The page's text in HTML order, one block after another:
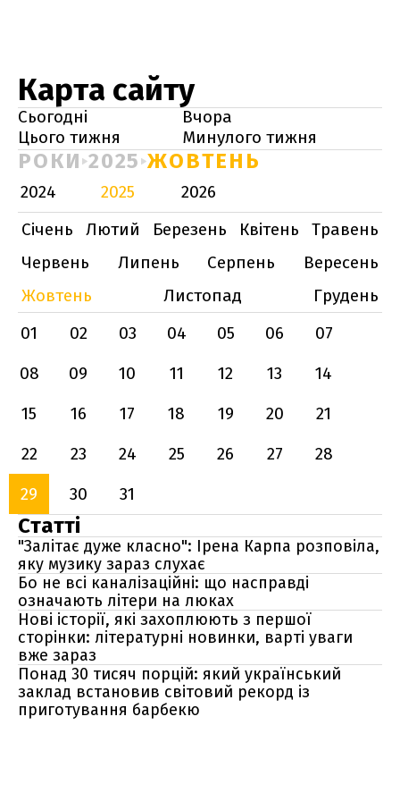
Карта сайту
Сьогодні
Вчора
Цього тижня
Минулого тижня
РОКИ 2025 ЖОВТЕНЬ
2024 2025
2026
Січень
Лютий Березень Квітень
Травень
Червень
Липень Серпень
Вересень
Жовтень
Листопад
Грудень
01
02 03 04 05 06
07
08
09 10 11 12 13
14
15
16 17 18 19 20
21
22
23 24 25 26 27
28
29
30 31
Статті
"Залітає дуже класно": Ірена Карпа розповіла,
яку музику зараз слухає
Бо не всі каналізаційні: що насправді
означають літери на люках
Нові історії, які захоплюють з першої
сторінки: літературні новинки, варті уваги
вже зараз
Понад 30 тисяч порцій: який український
заклад встановив світовий рекорд із
приготування барбекю